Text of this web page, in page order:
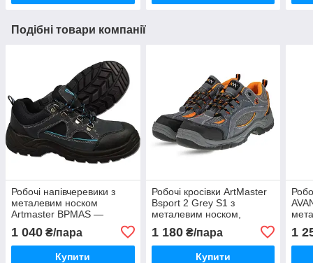
Подібні товари компанії
Робочі напівчеревики з
металевим носком
Artmaster BPMAS —
роботи, комфортне та
міцне
1 040 ₴/пара
Купити
Робочі кросівки ArtMaster
Bsport 2 Grey S1 з
металевим носком,
захисне спецвзуття
1 180₴/пара
Купити
1